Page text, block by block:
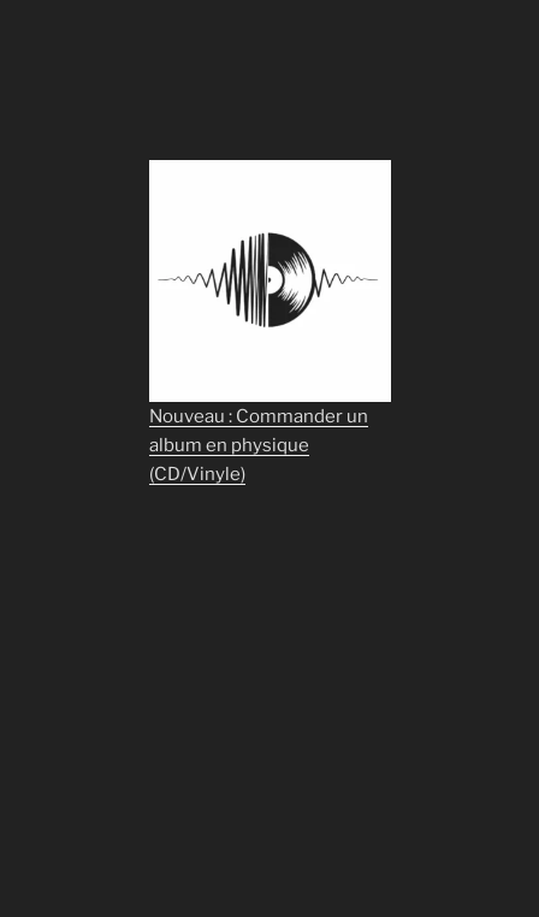
Nouveau : Commander un
album en physique
(CD/Vinyle)